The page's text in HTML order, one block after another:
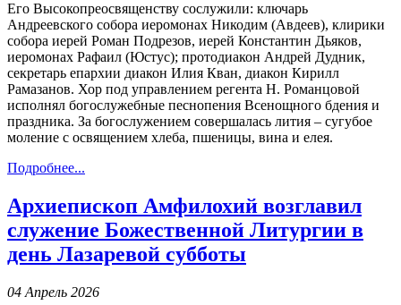
Его Высокопреосвященству сослужили: ключарь
Андреевского собора иеромонах Никодим (Авдеев), клирики
собора иерей Роман Подрезов, иерей Константин Дьяков,
иеромонах Рафаил (Юстус); протодиакон Андрей Дудник,
секретарь епархии диакон Илия Кван, диакон Кирилл
Рамазанов. Хор под управлением регента Н. Романцовой
исполнял богослужебные песнопения Всенощного бдения и
праздника. За богослужением совершалась лития – сугубое
моление с освящением хлеба, пшеницы, вина и елея.
Подробнее...
Архиепископ Амфилохий возглавил
служение Божественной Литургии в
день Лазаревой субботы
04 Апрель 2026